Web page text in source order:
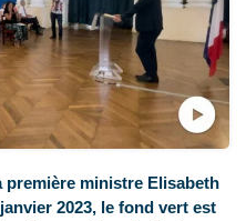
première ministre Elisabeth
2023, le fond vert est